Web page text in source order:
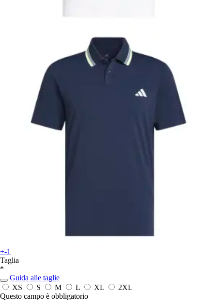
+-1
Taglia
*
Guida alle taglie
XS
S M L XL
2XL
Questo campo è obbligatorio